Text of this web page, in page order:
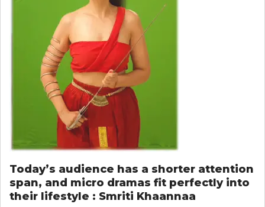
Today’s audience has a shorter attention
span, and micro dramas fit perfectly into
their lifestyle : Smriti Khaannaa